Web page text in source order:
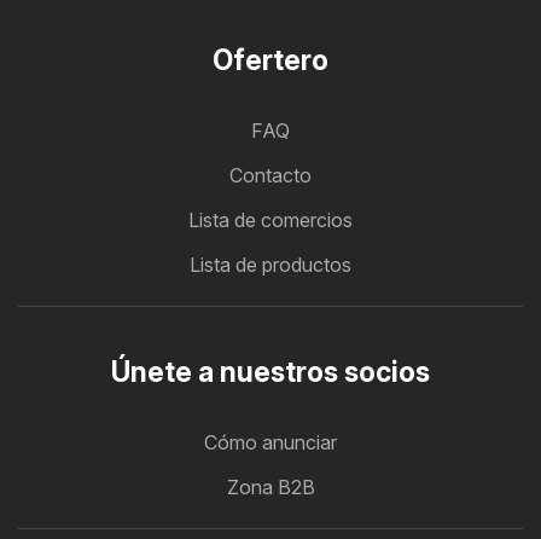
Ofertero
FAQ
Contacto
Lista de comercios
Lista de productos
Únete a nuestros socios
Cómo anunciar
Zona B2B